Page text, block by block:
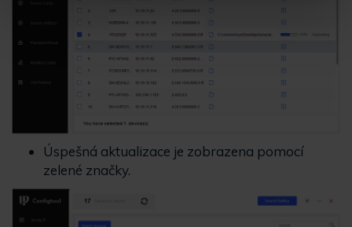
Úspešná aktualizace je zobrazena pomocí
zelené značky.